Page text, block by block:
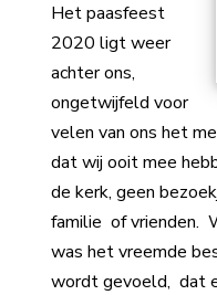
Het paasfeest
2020 ligt weer
achter ons,
ongetwijfeld voor
velen van ons het
dat wij ooit mee
de kerk, geen
familie of vrienden.
was het vreemde
wordt gevoeld, dat